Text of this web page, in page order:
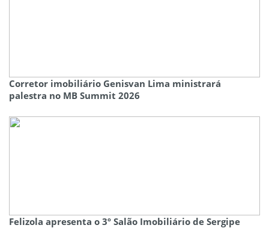
Corretor imobiliário Genisvan Lima ministrará
palestra no MB Summit 2026
Felizola apresenta o 3º Salão Imobiliário de Sergipe